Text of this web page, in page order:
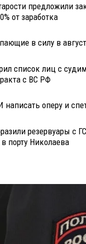
предложили
от заработка
в силу в
список лиц с
с ВС РФ
оперу и
резервуары с
порту Николаева